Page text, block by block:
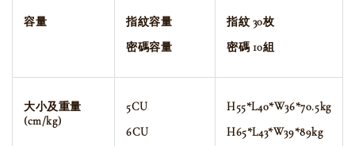
容量
指紋容量
密碼容量
指紋 30枚
密碼 10組
大小及重量
(cm/kg)
5CU
6CU
H55*L40*W36*70.5kg
H65*L43*W39*89kg